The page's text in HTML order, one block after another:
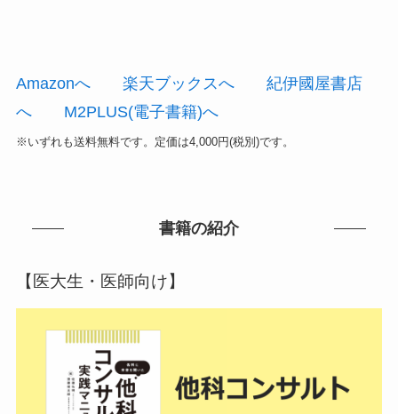
Amazonへ 楽天ブックスへ
紀伊國屋書店
へ
M2PLUS(電子書籍)へ
※いずれも送料無料です。定価は4,000円(税別)です。
書籍の紹介
【医大生・医師向け】